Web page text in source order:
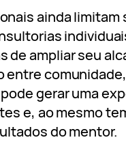
ainda limitam
de ampliar seu
entre
gerar uma
e, ao mesmo
do mentor.